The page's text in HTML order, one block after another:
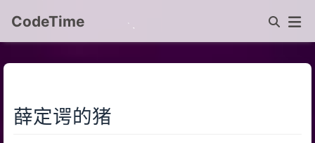
CodeTime
薛定谔的猪